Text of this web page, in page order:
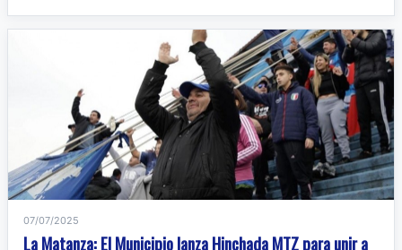
07/07/2025
La Matanza: El Municipio lanza Hinchada MTZ para unir a